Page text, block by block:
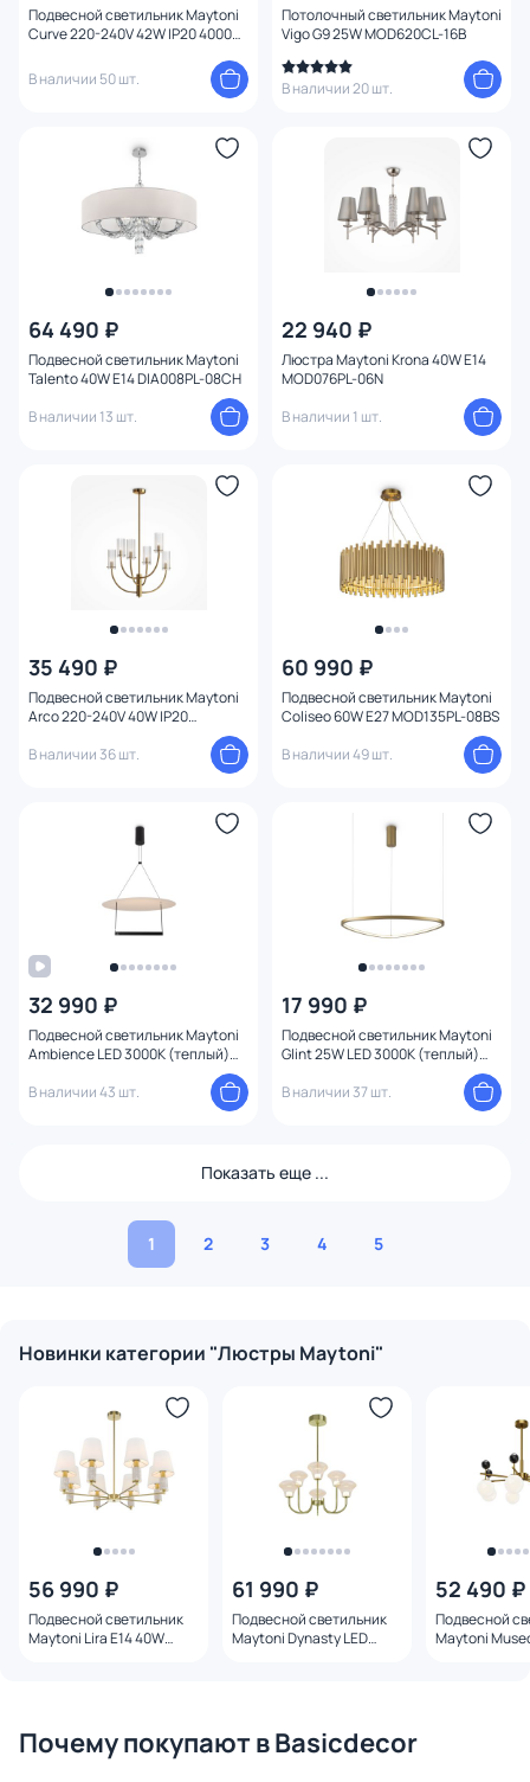
Подвесной светильник Maytoni
Curve 220-240V 42W IP20 4000K
В наличии 50 шт.
Потолочный светильник Maytoni
Vigo G9 25W MOD620CL-16B
В наличии 20 шт.
64 490 ₽
Подвесной светильник Maytoni
Talento 40W E14 DIA008PL-08CH
В наличии 13 шт.
22 940 ₽
Люстра Maytoni Krona 40W E14
MOD076PL-06N
В наличии 1 шт.
35 490 ₽
Подвесной светильник Maytoni
Arco 220-240V 40W IP20
В наличии 36 шт.
60 990 ₽
Подвесной светильник Maytoni
Coliseo 60W E27 MOD135PL-08BS
В наличии 49 шт.
32 990 ₽
Подвесной светильник Maytoni
Ambience LED 3000К (теплый)
В наличии 43 шт.
17 990 ₽
Подвесной светильник Maytoni
Glint 25W LED 3000К (теплый)
В наличии 37 шт.
Показать еще ...
1 2 3 4 5
Новинки категории "Люстры Maytoni"
56 990 ₽
Подвесной светильник
Maytoni Lira E14 40W
61 990 ₽
Подвесной светильник
Maytoni Dynasty LED
52 490 ₽
Подвесной
Maytoni
Почему покупают в Basicdecor